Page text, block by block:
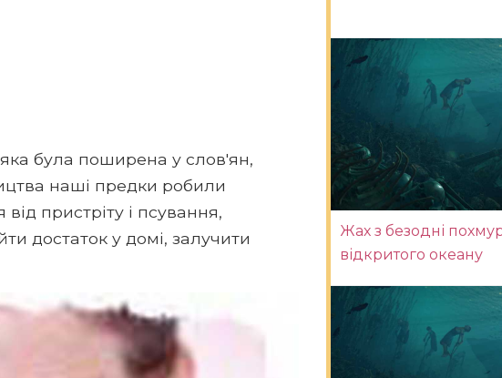
була поширена у слов'ян,
наші предки робили
пристріту і псування,
достаток у домі, залучити
Жах з безодні
відкритого океану